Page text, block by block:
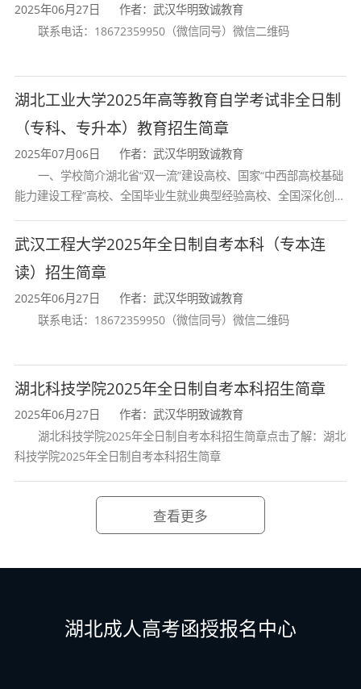
息不一致的考生,须在申请材料“户口本资料”栏中
上传身份信息变更证明材料（户口本本人页、其
确保申请材料准确、齐全，否则将影响课程免考
申请结果。
（二）考生提交课程免考申请后，对资料上
传不全或信息录入错误的申请，考籍所在地自考
办网上确认时会将申请退回修改，同时会发送短
信通知提醒考生修改当次申请信息，考生可进入
“考生服务平台”，点击学习成果认证管理模块，
查看课程免考办理信息，点击“修改”按钮进入修
（三）课程免考办理结果以“考生服务平台”
公布为准。
（四）请考生选择网络环境好的上网地点办
理自考课程免考业务，并合理安排时间，相关业
务逾期当次不再办理。
（CET）合格成绩，全国英语等级考试
2025年06月27日
作者：武汉华明致诚教育
联系电话：18672359950（微信同号）微信二维码
湖北工业大学2025年高等教育自学考试非全日制
（专科、专升本）教育招生简章
2025年07月06日
作者：武汉华明致诚教育
一、学校简介湖北省“双一流”建设高校、国家“中西部高校基础
能力建设工程”高校、全国毕业生就业典型经验高校、全国深化创新
员职务科技成果所有权或
武汉工程大学2025年全日制自考本科（专本连
读）招生简章
2025年06月27日
作者：武汉华明致诚教育
联系电话：18672359950（微信同号）微信二维码
湖北科技学院2025年全日制自考本科招生简章
2025年06月27日
作者：武汉华明致诚教育
湖北科技学院2025年全日制自考本科招生简章点击了解：湖北
科技学院2025年全日制自考本科招生简章
查看更多
湖北成人高考函授报名中心